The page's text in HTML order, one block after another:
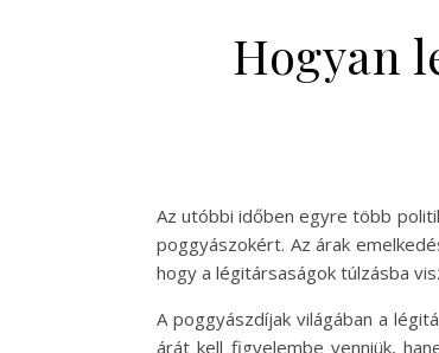
Hogyan
Az utóbbi időben egyre több
poggyászokért. Az árak
hogy a légitársaságok túlzásba
A poggyászdíjak világában a
árát kell figyelembe venniük,